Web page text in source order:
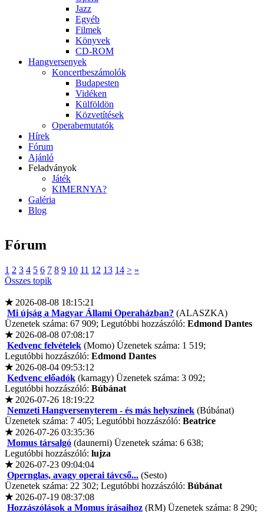
Jazz
Egyéb
Filmek
Könyvek
CD-ROM
Hangversenyek
Koncertbeszámolók
Budapesten
Vidéken
Külföldön
Közvetítések
Operabemutatók
Hírek
Fórum
Ajánló
Feladványok
Játék
KIMERNYA?
Galéria
Blog
Fórum
1 2 3 4 5 6 7 8 9 10 11 12 13 14 > »
Összes topik
★2026-08-08 18:15:21
Mi újság a Magyar Állami Operaházban? (ALASZKA)
Üzenetek száma: 67 909; Legutóbbi hozzászóló: Edmond Dantes
★2026-08-08 07:08:17
Kedvenc felvételek (Momo) Üzenetek száma: 1 519;
Legutóbbi hozzászóló: Edmond Dantes
★2026-08-04 09:53:12
Kedvenc előadók (karnagy) Üzenetek száma: 3 092;
Legutóbbi hozzászóló: Búbánat
★2026-07-26 18:19:22
Nemzeti Hangversenyterem - és más helyszínek (Búbánat)
Üzenetek száma: 7 405; Legutóbbi hozzászóló: Beatrice
★2026-07-26 03:35:36
Momus társalgó (daunerni) Üzenetek száma: 6 638;
Legutóbbi hozzászóló: lujza
★2026-07-23 09:04:04
Opernglas, avagy operai távcső... (Sesto)
Üzenetek száma: 22 302; Legutóbbi hozzászóló: Búbánat
★2026-07-19 08:37:08
Hozzászólások a Momus írásaihoz (RM) Üzenetek száma: 8 290;